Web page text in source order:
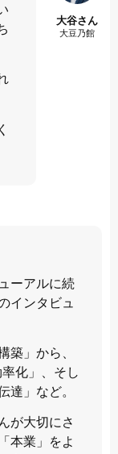
大谷さん
大豆乃館
ーアルに続
インタビュ
築」から、
化」、そし
達」など。
が大切にさ
本業」をよ